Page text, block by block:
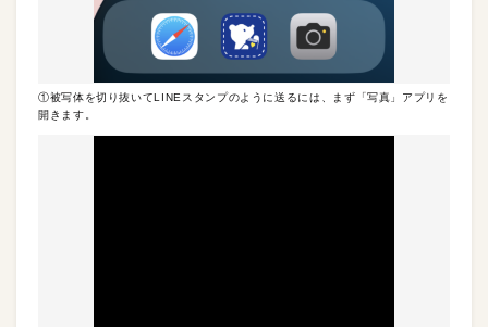
①被写体を切り抜いてLINEスタンプのように送るには、まず「写真」アプリを
開きます。